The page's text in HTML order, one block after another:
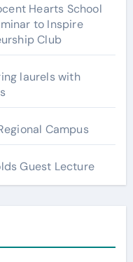
Hearts School
to Inspire
Club
laurels with
Campus
Guest Lecture